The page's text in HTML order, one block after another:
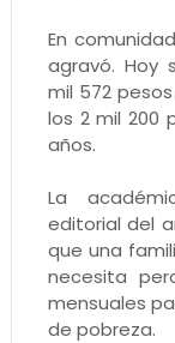
En
agravó. Hoy
mil 572
los 2 mil 200
años.
La
editorial del
que una
necesita
mensuales
de pobreza.